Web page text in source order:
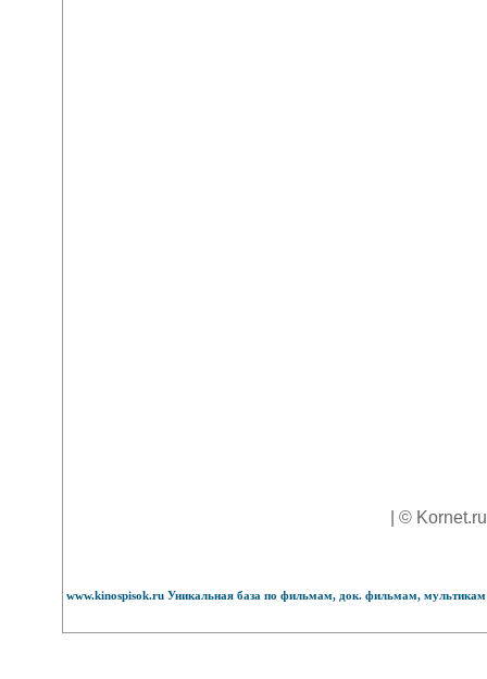
| ©
www.kinospisok.ru Уникальная база по фильмам, док. фильмам,